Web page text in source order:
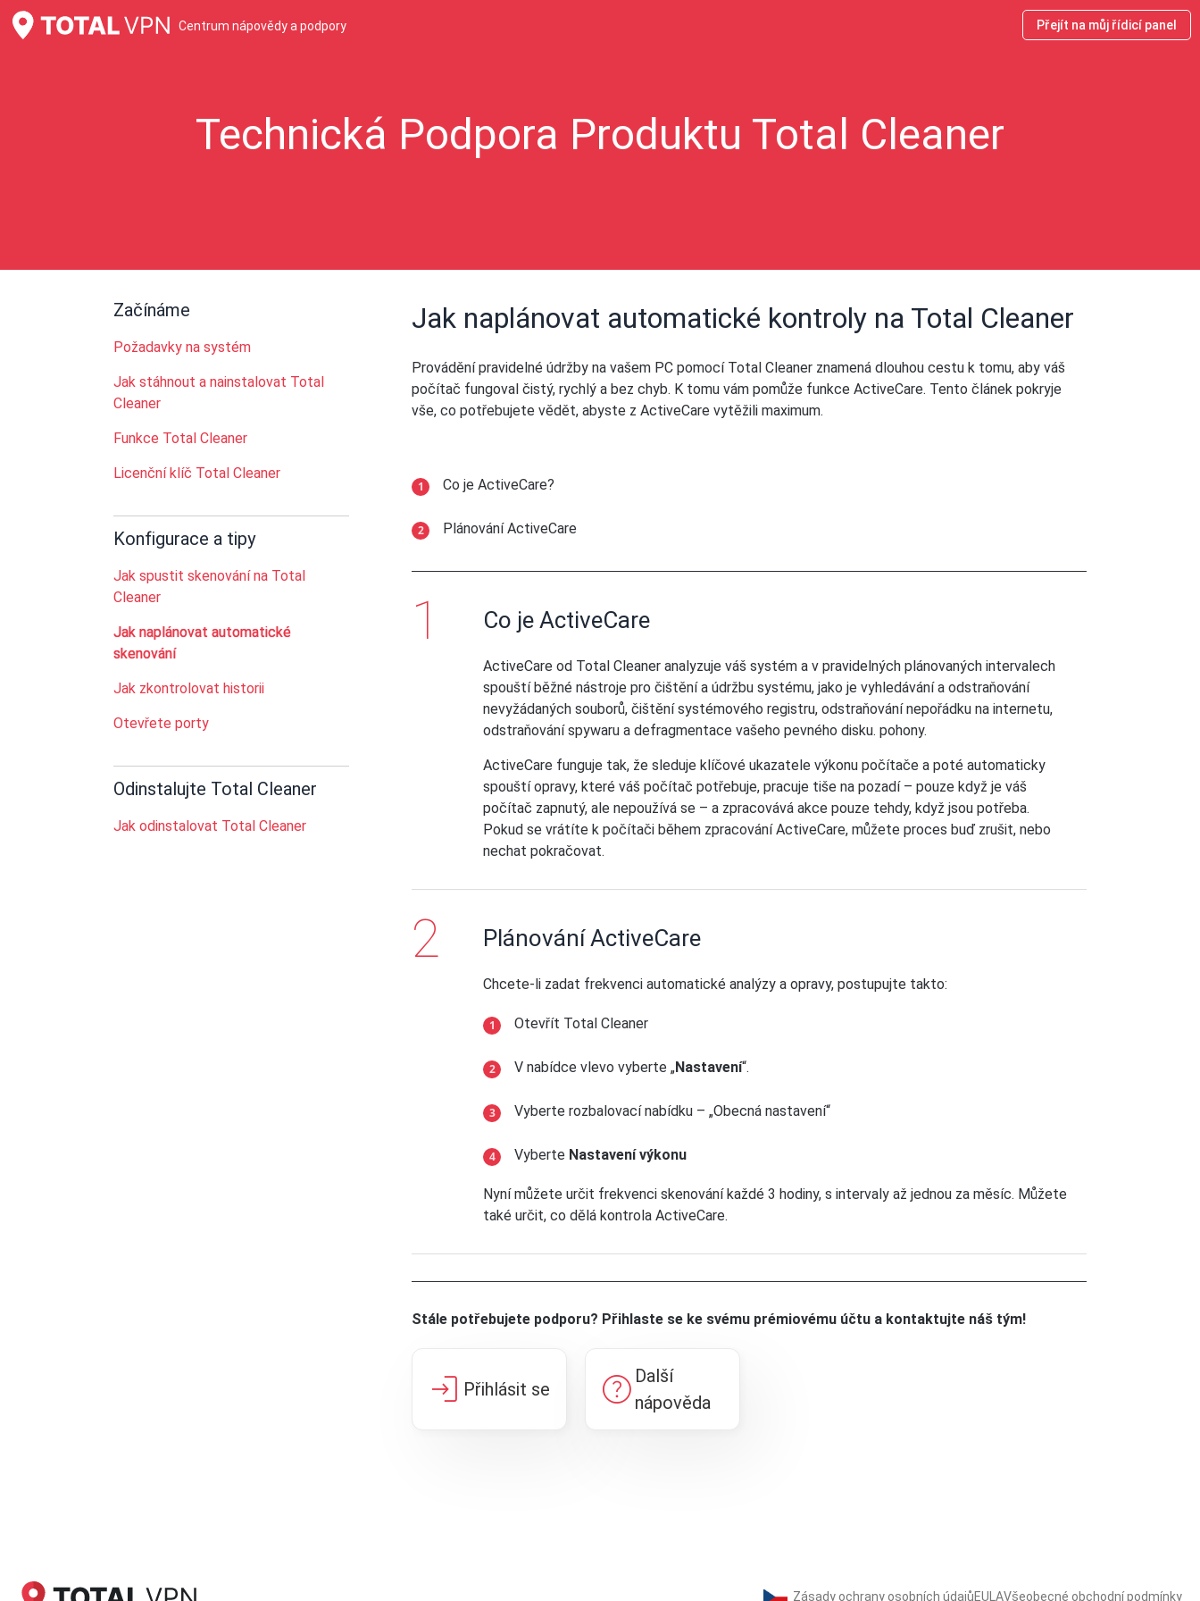
Centrum nápovědy a podpory Přejít na můj řídicí panel
Technická Podpora Produktu Total Cleaner
Začínáme
Požadavky na systém
Jak stáhnout a nainstalovat Total
Cleaner
Funkce Total Cleaner
Licenční klíč Total Cleaner
Konfigurace a tipy
Jak spustit skenování na Total
Cleaner
Jak naplánovat automatické
skenování
Jak zkontrolovat historii
Otevřete porty
Odinstalujte Total Cleaner
Jak odinstalovat Total Cleaner
Jak naplánovat automatické kontroly na Total Cleaner
Provádění pravidelné údržby na vašem PC pomocí Total Cleaner znamená dlouhou cestu k tomu, aby váš
počítač fungoval čistý, rychlý a bez chyb. K tomu vám pomůže funkce ActiveCare. Tento článek pokryje
vše, co potřebujete vědět, abyste z ActiveCare vytěžili maximum.
Co je ActiveCare?
Plánování ActiveCare
Co je ActiveCare
ActiveCare od Total Cleaner analyzuje váš systém a v pravidelných plánovaných intervalech
spouští běžné nástroje pro čištění a údržbu systému, jako je vyhledávání a odstraňování
nevyžádaných souborů, čištění systémového registru, odstraňování nepořádku na internetu,
odstraňování spywaru a defragmentace vašeho pevného disku. pohony.
ActiveCare funguje tak, že sleduje klíčové ukazatele výkonu počítače a poté automaticky
spouští opravy, které váš počítač potřebuje, pracuje tiše na pozadí – pouze když je váš
počítač zapnutý, ale nepoužívá se – a zpracovává akce pouze tehdy, když jsou potřeba.
Pokud se vrátíte k počítači během zpracování ActiveCare, můžete proces buď zrušit, nebo
nechat pokračovat.
Plánování ActiveCare
Chcete-li zadat frekvenci automatické analýzy a opravy, postupujte takto:
Otevřít Total Cleaner
V nabídce vlevo vyberte „Nastavení“.
Vyberte rozbalovací nabídku – „Obecná nastavení“
Vyberte Nastavení výkonu
Nyní můžete určit frekvenci skenování každé 3 hodiny, s intervaly až jednou za měsíc. Můžete
také určit, co dělá kontrola ActiveCare.
Stále potřebujete podporu? Přihlaste se ke svému prémiovému účtu a kontaktujte náš tým!
login Přihlásit se helpDalší
nápověda
Zásady ochrany osobních údajůEULAVšeobecné obchodní podmínky